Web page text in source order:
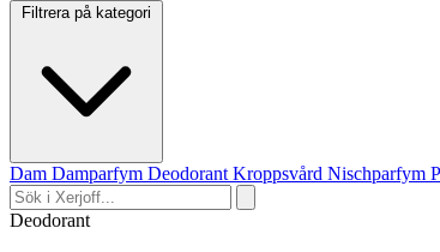
Filtrera på kategori
Dam Damparfym Deodorant Kroppsvård Nischparfym
Deodorant